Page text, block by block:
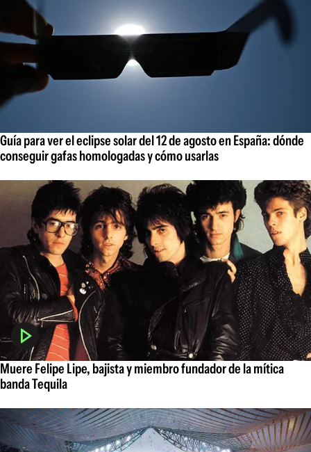
Guía para ver el eclipse solar del 12 de agosto en España: dónde
conseguir gafas homologadas y cómo usarlas
Muere Felipe Lipe, bajista y miembro fundador de la mítica
banda Tequila